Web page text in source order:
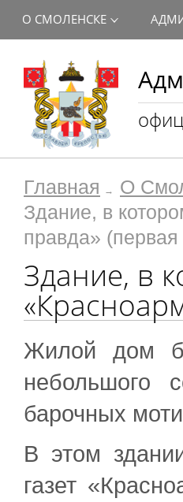
О СМОЛЕНСКЕ
Главная О
Здание, в
правда»
Здание, в
Жилой дом
небольшого
барочных
В этом
газет